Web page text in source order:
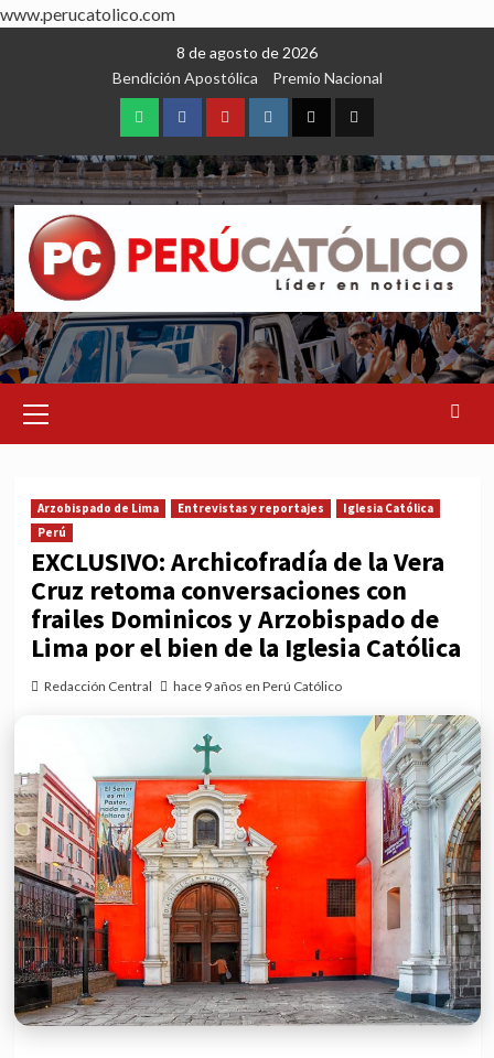
www.perucatolico.com
8 de agosto de 2026
Bendición Apostólica
Premio Nacional
WhatsAppFacebookYoutubeInstagram
X TikTok
Menu
Arzobispado de Lima Entrevistas y reportajes
Iglesia Católica
Perú
EXCLUSIVO: Archicofradía de la Vera
Cruz retoma conversaciones con
frailes Dominicos y Arzobispado de
Lima por el bien de la Iglesia Católica
Redacción Central hace 9 años en Perú Católico